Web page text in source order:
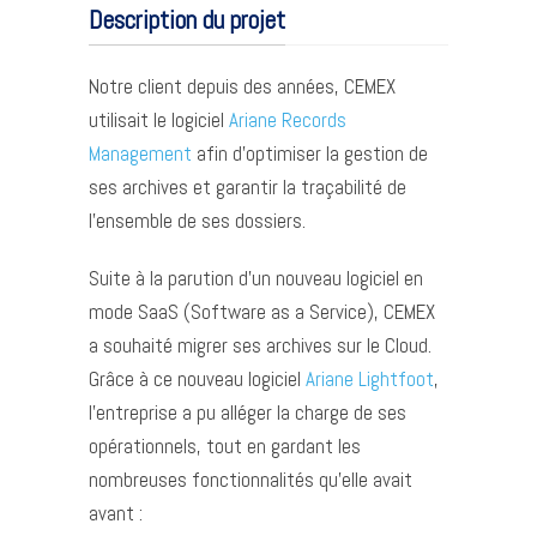
Description du projet
Notre client depuis des années, CEMEX
utilisait le logiciel Ariane Records
Management afin d’optimiser la gestion de
ses archives et garantir la traçabilité de
l’ensemble de ses dossiers.
Suite à la parution d’un nouveau logiciel en
mode SaaS (Software as a Service), CEMEX
a souhaité migrer ses archives sur le Cloud.
Grâce à ce nouveau logiciel Ariane Lightfoot,
l’entreprise a pu alléger la charge de ses
opérationnels, tout en gardant les
nombreuses fonctionnalités qu’elle avait
avant :